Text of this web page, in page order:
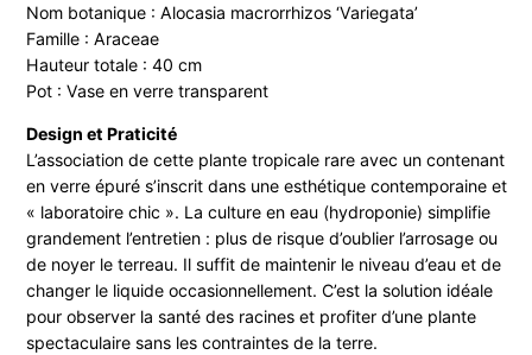
Nom botanique : Alocasia macrorrhizos ‘Variegata’
Famille : Araceae
Hauteur totale : 40 cm
Pot : Vase en verre transparent
Design et Praticité
L’association de cette plante tropicale rare avec un contenant
en verre épuré s’inscrit dans une esthétique contemporaine et
« laboratoire chic ». La culture en eau (hydroponie) simplifie
grandement l’entretien : plus de risque d’oublier l’arrosage ou
de noyer le terreau. Il suffit de maintenir le niveau d’eau et de
changer le liquide occasionnellement. C’est la solution idéale
pour observer la santé des racines et profiter d’une plante
spectaculaire sans les contraintes de la terre.